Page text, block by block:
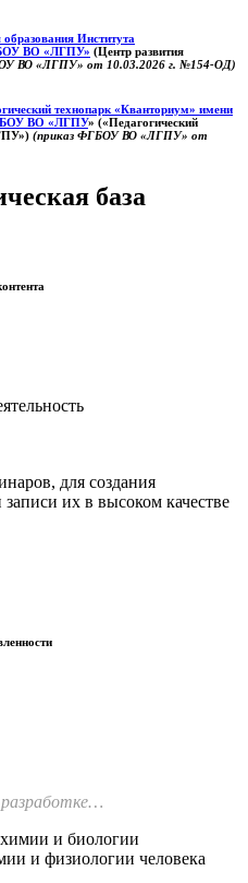
образования Института
ВО «ЛГПУ» (Центр развития
ВО «ЛГПУ» от 10.03.2026 г. №154-ОД)
технопарк «Кванториум» имени
ВО «ЛГПУ» («Педагогический
(приказ ФГБОУ ВО «ЛГПУ» от
база
для создания
их в высоком качестве
и биологии
и физиологии человека